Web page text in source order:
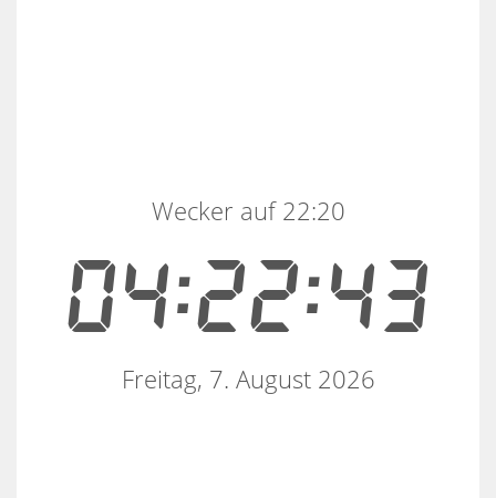
04:22:43
Wecker auf 22:20
Freitag, 7. August 2026